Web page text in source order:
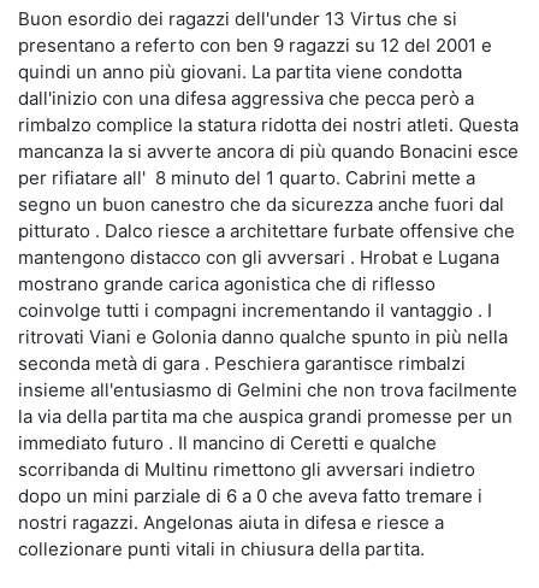
Buon esordio dei ragazzi dell'under 13 Virtus che si
presentano a referto con ben 9 ragazzi su 12 del 2001 e
quindi un anno più giovani. La partita viene condotta
dall'inizio con una difesa aggressiva che pecca però a
rimbalzo complice la statura ridotta dei nostri atleti. Questa
mancanza la si avverte ancora di più quando Bonacini esce
per rifiatare all' 8 minuto del 1 quarto. Cabrini mette a
segno un buon canestro che da sicurezza anche fuori dal
pitturato . Dalco riesce a architettare furbate offensive che
mantengono distacco con gli avversari . Hrobat e Lugana
mostrano grande carica agonistica che di riflesso
coinvolge tutti i compagni incrementando il vantaggio . I
ritrovati Viani e Golonia danno qualche spunto in più nella
seconda metà di gara . Peschiera garantisce rimbalzi
insieme all'entusiasmo di Gelmini che non trova facilmente
la via della partita ma che auspica grandi promesse per un
immediato futuro . Il mancino di Ceretti e qualche
scorribanda di Multinu rimettono gli avversari indietro
dopo un mini parziale di 6 a 0 che aveva fatto tremare i
nostri ragazzi. Angelonas aiuta in difesa e riesce a
collezionare punti vitali in chiusura della partita.